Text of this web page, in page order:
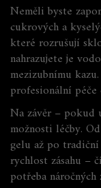
Neměli byste
cukrových a
které rozrušují
nahrazujete je
mezizubnímu
profesionální
Na závěr – pokud
možnosti léčby.
gelu až po
rychlost zásahu –
potřeba